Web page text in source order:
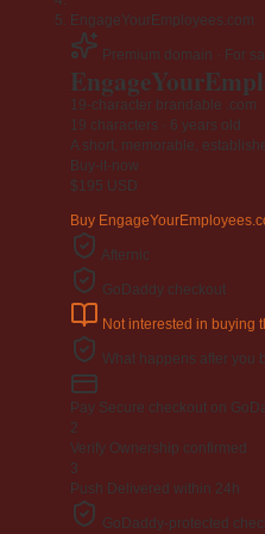
03 April 2009
Berkenaan Witir & Tahajjud
20 October 2006
EngageYourEmployees.com
Premium domain · For
EngageYour
19-character brandable .com
19 characters · 6 years old
A short, memorable,
Buy-it-now
$195 USD
Buy
Afternic
GoDaddy checkout
Not interested in buying
What happens after you
Pay Secure checkout on
2
Verify Ownership confirmed
3
Push Delivered within 24h
GoDaddy-protected